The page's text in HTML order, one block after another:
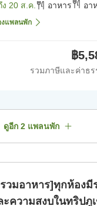
20 ส.ค. อาหาร อา
งแพลนพัก
฿
รวมภาษีและค่าธร
ดูอีก 2แพลนพัก
วมอาหาร]ทุกห้องมี
ความสงบในทริปภู